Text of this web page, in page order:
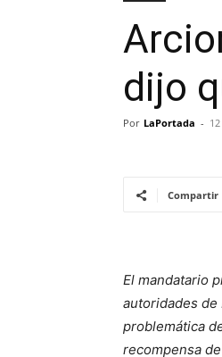
dijo
Por LaPortada -
Compartir
El mandatario
autoridades de
problemática
recompensa